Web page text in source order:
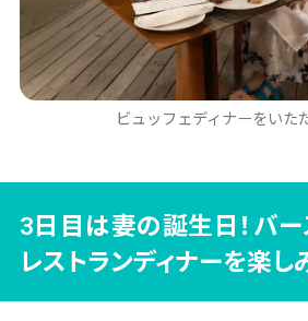
ビュッフェディナーをいた
3日目は妻の誕生日！バ
レストランディナーを楽し